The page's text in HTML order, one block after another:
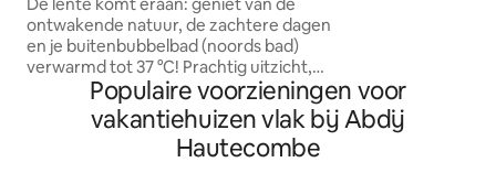
ontwakende natuur, de zachtere dagen
en je buitenbubbelbad (noords bad)
verwarmd tot 37 °C! Prachtig uitzicht,
een gezellig interieur met een
videoprojector. Het perfecte
natuuruitstapje om te ontspannen en op
te laden. ✨ Een speciale gelegenheid?
Populaire voorzieningen voor
vakantiehuizen vlak bij Abdij
Hautecombe